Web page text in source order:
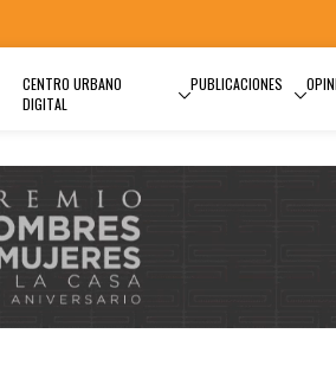
CENTRO URBANO
DIGITAL
PUBLICACIONES